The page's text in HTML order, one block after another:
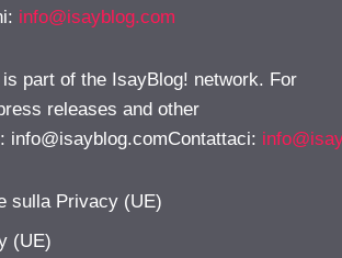
info@isayblog.com
part of the IsayBlog! network. For
releases and other
info@isayblog.comContattaci:
sulla Privacy (UE)
(UE)